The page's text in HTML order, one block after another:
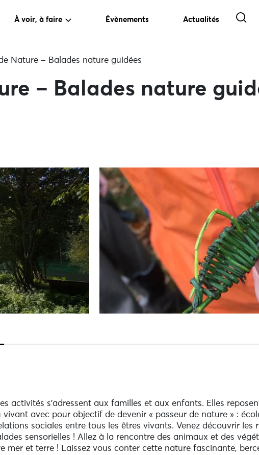
À voir, à faire Évènements Actualités
Nature – Balades nature guidées
– Balades nature
activités s'adressent aux familles et aux enfants. Elles
avec pour objectif de devenir « passeur de nature » :
sociales entre tous les êtres vivants. Venez découvrir les
sensorielles ! Allez à la rencontre des animaux et des
mer et terre ! Laissez vous conter cette nature fascinante,